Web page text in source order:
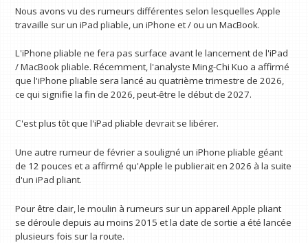
Nous avons vu des rumeurs différentes selon lesquelles Apple
travaille sur un iPad pliable, un iPhone et / ou un MacBook.
L'iPhone pliable ne fera pas surface avant le lancement de l'iPad
/ MacBook pliable. Récemment, l'analyste Ming-Chi Kuo a affirmé
que l'iPhone pliable sera lancé au quatrième trimestre de 2026,
ce qui signifie la fin de 2026, peut-être le début de 2027.
C'est plus tôt que l'iPad pliable devrait se libérer.
Une autre rumeur de février a souligné un iPhone pliable géant
de 12 pouces et a affirmé qu'Apple le publierait en 2026 à la suite
d'un iPad pliant.
Pour être clair, le moulin à rumeurs sur un appareil Apple pliant
se déroule depuis au moins 2015 et la date de sortie a été lancée
plusieurs fois sur la route.